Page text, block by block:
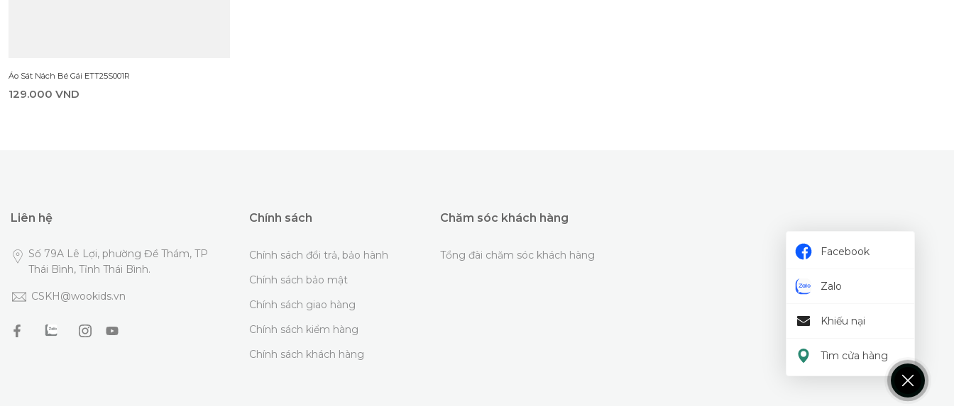
Áo Sát Nách Bé Gái ETT25S001R
129.000 VND
Liên hệ
Số 79A Lê Lợi, phường Đề Thám, TP
Thái Bình, Tỉnh Thái Bình.
CSKH@wookids.vn
Chính sách
Chính sách đổi trả, bảo hành
Chính sách bảo mật
Chính sách giao hàng
Chính sách kiểm hàng
Chính sách khách hàng
Chăm sóc khách hàng
Tổng đài chăm sóc khách hàng Facebook
Zalo
Khiếu nại
Tìm cửa hàng